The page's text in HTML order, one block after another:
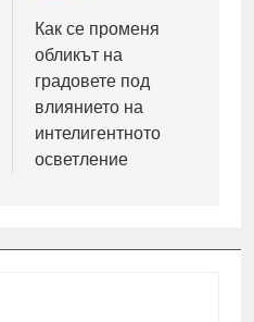
Как се променя
обликът на
градовете под
влиянието на
интелигентното
осветление